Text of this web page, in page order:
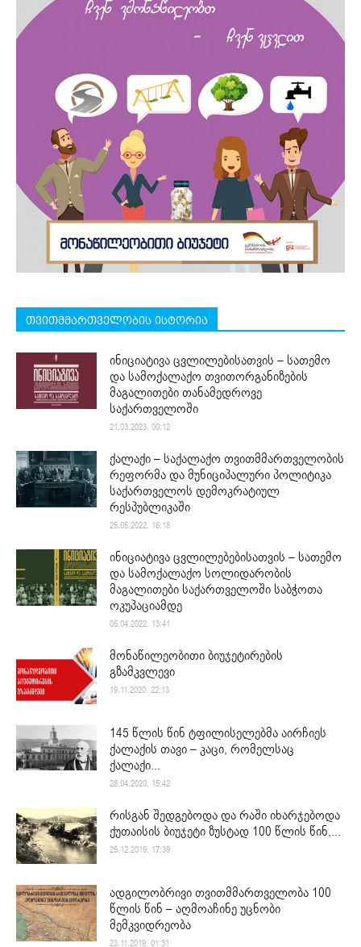
თვითმმართველობის ისტორია
ინიციატივა ცვლილებისათვის – სათემო
და სამოქალაქო თვითორგანიზების
მაგალითები თანამედროვე
საქართველოში
21.03.2023. 00:12
ქალაქი – საქალაქო თვითმმართველობის
რეფორმა და მუნიციპალური პოლიტიკა
საქართველოს დემოკრატიულ
რესპუბლიკაში
25.05.2022. 16:18
ინიციატივა ცვლილებებისათვის – სათემო
და სამოქალაქო სოლიდარობის
მაგალითები საქართველოში საბჭოთა
ოკუპაციამდე
05.04.2022. 13:41
მონაწილეობითი ბიუჯეტირების
გზამკვლევი
19.11.2020. 22:13
145 წლის წინ ტფილისელებმა აირჩიეს
ქალაქის თავი – კაცი, რომელსაც
ქალაქი...
28.04.2020. 15:42
რისგან შედგებოდა და რაში იხარჯებოდა
ქუთაისის ბიუჯეტი ზუსტად 100 წლის წინ,...
25.12.2019. 17:39
ადგილობრივი თვითმმართველობა 100
წლის წინ – აღმოაჩინე უცნობი
მემკვიდრეობა
23.11.2019. 01:31